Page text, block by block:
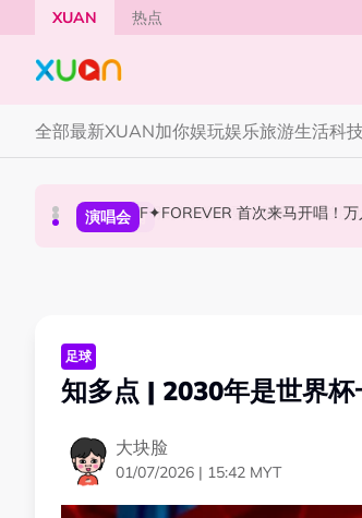
Skip to main content
XUAN 热点
全部最新XUAN加你娱玩娱乐旅游生活科技
国际星闻 张员瑛频陷耍大牌争议！首度
演唱会 F✦FOREVER 首次来马开唱！
国际星闻 CORTIS MARTIN一开口就沦
足球
知多点 | 2030年是世界
大块脸
01/07/2026 | 15:42 MYT